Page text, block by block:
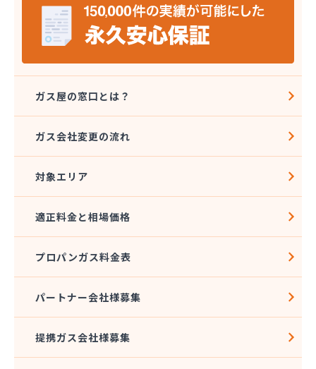
関本プロパン商店
岩崎プロパン
岩谷産業株式会社 エネルギー熊本支店
吉田屋商店
吉武産業株式会社
宮本利一プロパン店
橋口商店
玉名LPガス保安センター
玉名プロパン販売所
玉名団地プロパン株式会社
熊本ガス開発株式会社
熊本クミアイプロパン株式会社
熊本クミアイプロパン株式会社 城北配送センター
熊本県LPガス協会（一般社団法人）お客様相談所
ガス屋の窓口とは？
ガス会社変更の流れ
対象エリア
適正料金と相場価格
プロパンガス料金表
パートナー会社様募集
提携ガス会社様募集